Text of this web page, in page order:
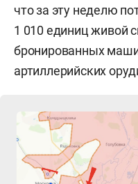
что за эту неделю
1 010 единиц живой
бронированных
артиллерийских